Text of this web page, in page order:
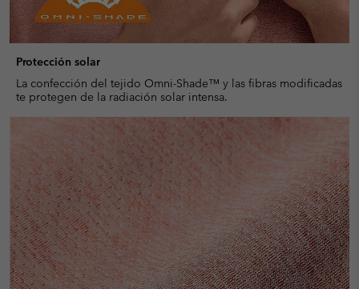
Protección solar
La confección del tejido Omni-Shade™ y las fibras modificadas
te protegen de la radiación solar intensa.